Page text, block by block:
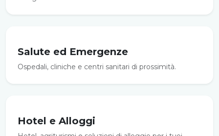
Salute ed Emergenze
Ospedali, cliniche e centri sanitari di prossimità.
Hotel e Alloggi